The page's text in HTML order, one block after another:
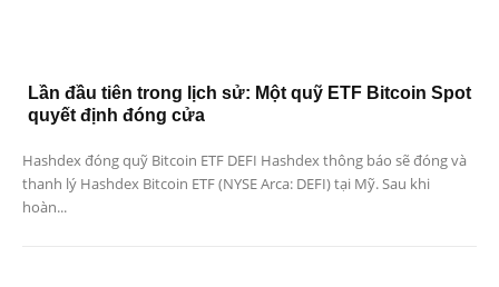
Lần đầu tiên trong lịch sử: Một quỹ ETF Bitcoin Spot
quyết định đóng cửa
Hashdex đóng quỹ Bitcoin ETF DEFI Hashdex thông báo sẽ đóng và
thanh lý Hashdex Bitcoin ETF (NYSE Arca: DEFI) tại Mỹ. Sau khi
hoàn...